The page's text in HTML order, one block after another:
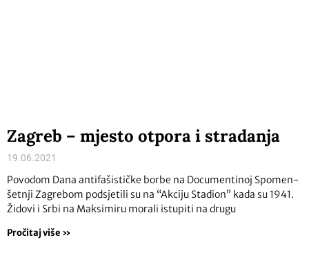
Zagreb – mjesto otpora i stradanja
19.06.2021
Povodom Dana antifašističke borbe na Documentinoj Spomen-
šetnji Zagrebom podsjetili su na “Akciju Stadion” kada su 1941.
Židovi i Srbi na Maksimiru morali istupiti na drugu
Pročitaj više »